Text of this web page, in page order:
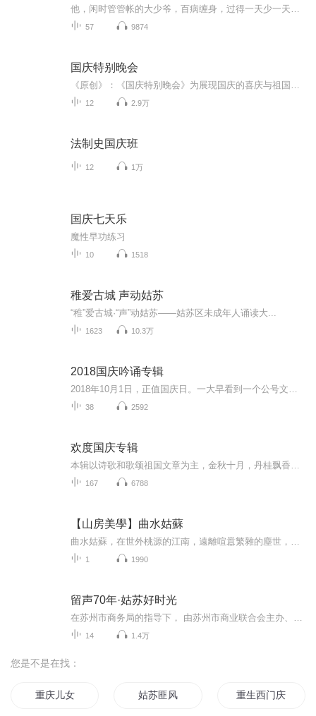
57 9874
国庆特别晚会
12 2.9万
法制史国庆班
12 1万
国庆七天乐
魔性早功练习
10 1518
稚爱古城 声动姑苏
“稚”爱古城·“声”动姑苏——姑苏区未成年人诵读大...
1623 10.3万
2018国庆吟诵专辑
38 2592
欢度国庆专辑
167 6788
【山房美學】曲水姑蘇
1 1990
留声70年·姑苏好时光
14 1.4万
您是不是在找：
重庆儿女 姑苏匪风 重生西门庆